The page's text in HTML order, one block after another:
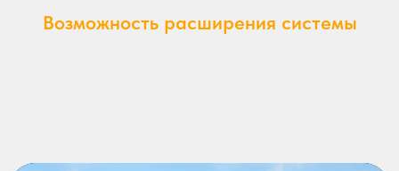
Возможность расширения системы